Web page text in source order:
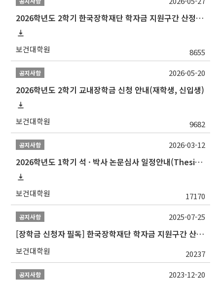
2026학년도 2학기 한국장학재단 학자금 지원구간 산정 신청 안내
보건대학원 8655
공지사항
2026학년도 2학기 교내장학금 신청 안내(재학생, 신입생)
보건대학원 9682
2026-05-20
공지사항
2026학년도 1학기 석 · 박사 논문심사 일정안내(Thesis Defense Schedules)
보건대학원 17170
2026-03-12
공지사항
[장학금 신청자 필독] 한국장학재단 학자금 지원구간 산정 권고
보건대학원 20237
2025-07-25
공지사항 2023-12-20